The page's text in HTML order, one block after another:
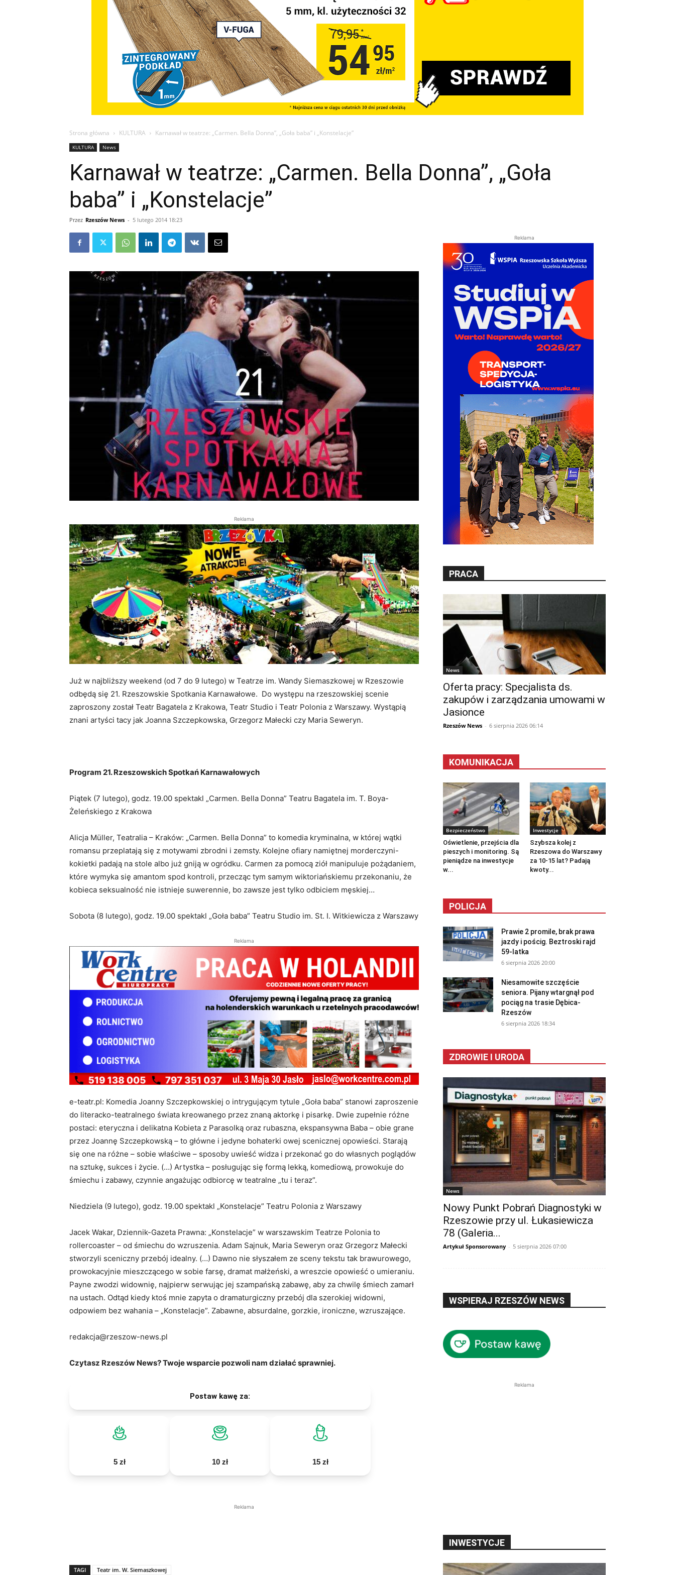
Strona główna KULTURA Karnawał w teatrze: „Carmen. Bella Donna”, „Goła baba” i „Konstelacje”
KULTURA News
Karnawał w teatrze: „Carmen. Bella Donna”, „Goła
baba” i „Konstelacje”
Przez Rzeszów News - 5 lutego 2014 18:23
Reklama
Już w najbliższy weekend (od 7 do 9 lutego) w Teatrze im. Wandy Siemaszkowej w Rzeszowie
odbędą się 21. Rzeszowskie Spotkania Karnawałowe. Do występu na rzeszowskiej scenie
zaproszony został Teatr Bagatela z Krakowa, Teatr Studio i Teatr Polonia z Warszawy. Wystąpią
znani artyści tacy jak Joanna Szczepkowska, Grzegorz Małecki czy Maria Seweryn.
Program 21. Rzeszowskich Spotkań Karnawałowych
Piątek (7 lutego), godz. 19.00 spektakl „Carmen. Bella Donna” Teatru Bagatela im. T. Boya-
Żeleńskiego z Krakowa
Alicja Müller, Teatralia – Kraków: „Carmen. Bella Donna” to komedia kryminalna, w której wątki
romansu przeplatają się z motywami zbrodni i zemsty. Kolejne ofiary namiętnej morderczyni-
kokietki padają na stole albo już gniją w ogródku. Carmen za pomocą ziół manipuluje pożądaniem,
które wymyka się amantom spod kontroli, przecząc tym samym wiktoriańskiemu przekonaniu, że
kobieca seksualność nie istnieje suwerennie, bo zawsze jest tylko odbiciem męskiej…
Sobota (8 lutego), godz. 19.00 spektakl „Goła baba” Teatru Studio im. St. I. Witkiewicza z Warszawy
Reklama
e-teatr.pl: Komedia Joanny Szczepkowskiej o intrygującym tytule „Goła baba” stanowi zaproszenie
do literacko-teatralnego świata kreowanego przez znaną aktorkę i pisarkę. Dwie zupełnie różne
postaci: eteryczna i delikatna Kobieta z Parasolką oraz rubaszna, ekspansywna Baba – obie grane
przez Joannę Szczepkowską – to główne i jedyne bohaterki owej scenicznej opowieści. Starają
się one na różne – sobie właściwe – sposoby uwieść widza i przekonać go do własnych poglądów
na sztukę, sukces i życie. (…) Artystka – posługując się formą lekką, komediową, prowokuje do
śmiechu i zabawy, czynnie angażując odbiorcę w teatralne „tu i teraz”.
Niedziela (9 lutego), godz. 19.00 spektakl „Konstelacje” Teatru Polonia z Warszawy
Jacek Wakar, Dziennik-Gazeta Prawna: „Konstelacje” w warszawskim Teatrze Polonia to
rollercoaster – od śmiechu do wzruszenia. Adam Sajnuk, Maria Seweryn oraz Grzegorz Małecki
stworzyli sceniczny przebój idealny. (…) Dawno nie słyszałem ze sceny tekstu tak brawurowego,
prowokacyjnie mieszczącego w sobie farsę, dramat małżeński, a wreszcie opowieść o umieraniu.
Payne zwodzi widownię, najpierw serwując jej szampańską zabawę, aby za chwilę śmiech zamarł
na ustach. Odtąd kiedy ktoś mnie zapyta o dramaturgiczny przebój dla szerokiej widowni,
odpowiem bez wahania – „Konstelacje”. Zabawne, absurdalne, gorzkie, ironiczne, wzruszające.
redakcja@rzeszow-news.pl
Czytasz Rzeszów News? Twoje wsparcie pozwoli nam działać sprawniej.
Postaw kawę za:
5 zł 10 zł 15 zł
Reklama
TAGI Teatr im. W. Siemaszkowej
Reklama
PRACA
News
Oferta pracy: Specjalista ds.
zakupów i zarządzania umowami w
Jasionce
Rzeszów News - 6 sierpnia 2026 06:14
KOMUNIKACJA
Bezpieczeństwo
Oświetlenie, przejścia dla
pieszych i monitoring. Są
pieniądze na inwestycje
w...
Inwestycje
Szybsza kolej z
Rzeszowa do Warszawy
za 10-15 lat? Padają
kwoty...
POLICJA
Prawie 2 promile, brak prawa
jazdy i pościg. Beztroski rajd
59-latka
6 sierpnia 2026 20:00
Niesamowite szczęście
seniora. Pijany wtargnął pod
pociąg na trasie Dębica-
Rzeszów
6 sierpnia 2026 18:34
ZDROWIE I URODA
News
Nowy Punkt Pobrań Diagnostyki w
Rzeszowie przy ul. Łukasiewicza
78 (Galeria...
Artykuł Sponsorowany - 5 sierpnia 2026 07:00
WSPIERAJ RZESZÓW NEWS
Reklama
INWESTYCJE